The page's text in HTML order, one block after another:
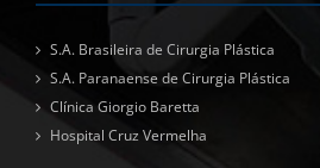
S.A. Brasileira de Cirurgia Plástica
S.A. Paranaense de Cirurgia Plástica
Clínica Giorgio Baretta
Hospital Cruz Vermelha